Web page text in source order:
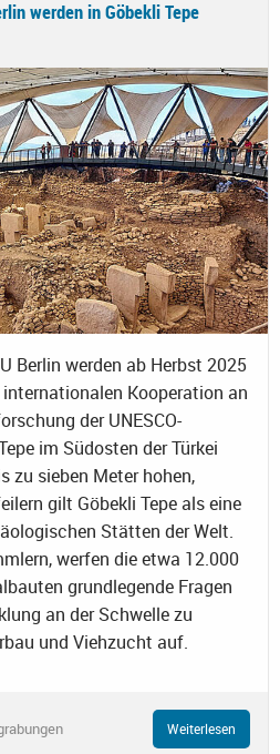
werden in Göbekli Tepe
Berlin werden ab Herbst 2025
Kooperation an
der UNESCO-
im Südosten der Türkei
zu sieben Meter hohen,
gilt Göbekli Tepe als eine
Stätten der Welt.
werfen die etwa 12.000
grundlegende Fragen
an der Schwelle zu
und Viehzucht auf.
Weiterlesen